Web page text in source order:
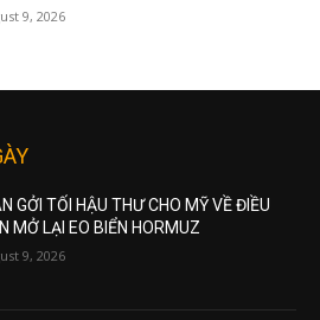
9, 2026
GỞI TỐI HẬU THƯ CHO MỸ VỀ ĐIỀU
MỞ LẠI EO BIỂN HORMUZ
9, 2026